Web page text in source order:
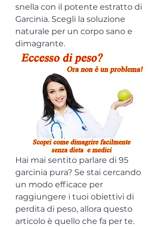
snella con il potente estratto di
Garcinia. Scegli la soluzione
naturale per un corpo sano e
dimagrante.
Hai mai sentito parlare di 95
garcinia pura? Se stai cercando
un modo efficace per
raggiungere i tuoi obiettivi di
perdita di peso, allora questo
articolo è quello che fa per te.